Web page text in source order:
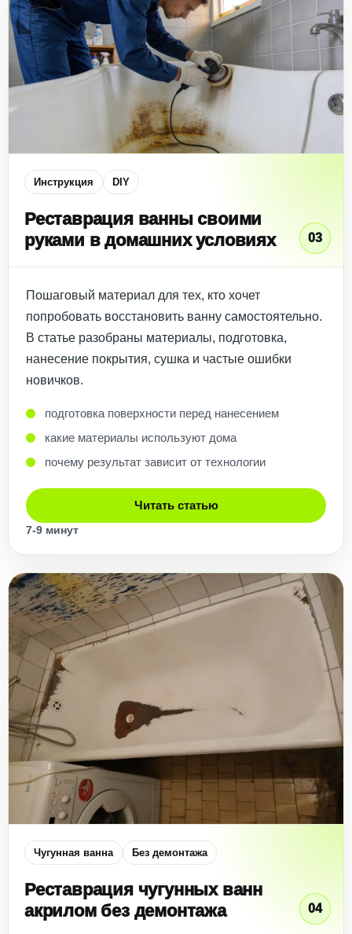
Инструкция DIY
Реставрация ванны своими
руками в домашних условиях
03
Пошаговый материал для тех, кто хочет
попробовать восстановить ванну самостоятельно.
В статье разобраны материалы, подготовка,
нанесение покрытия, сушка и частые ошибки
новичков.
подготовка поверхности перед нанесением
какие материалы используют дома
почему результат зависит от технологии
Читать статью
7-9 минут
Чугунная ванна Без демонтажа
Реставрация чугунных ванн
акрилом без демонтажа
04